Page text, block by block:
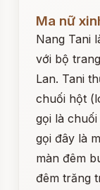
Ma nữ
Nang Tani
với bộ
Lan. Tani
chuối hột
gọi là
gọi đây là
màn đêm
đêm trăng